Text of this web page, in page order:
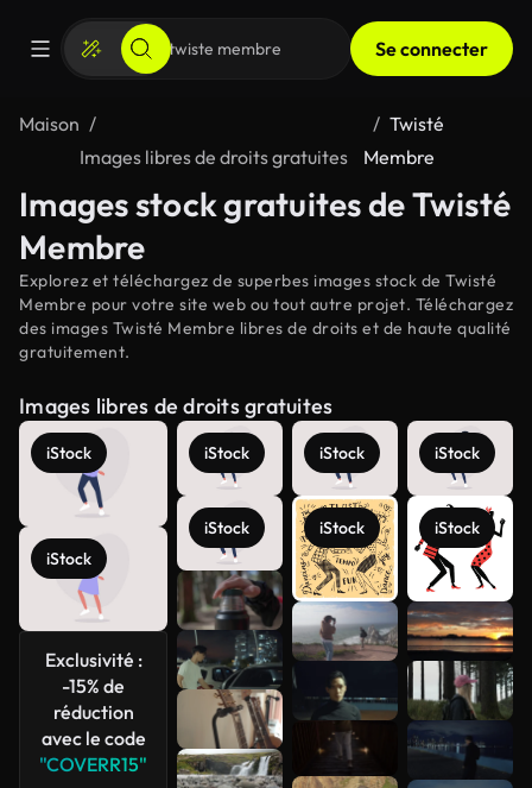
Se connecter
Maison
Images libres de droits gratuites
Twisté
Membre
Images stock gratuites de Twisté
Membre
Explorez et téléchargez de superbes images stock de Twisté
Membre pour votre site web ou tout autre projet. Téléchargez
des images Twisté Membre libres de droits et de haute qualité
gratuitement.
Images libres de droits gratuites
iStock
iStock
Exclusivité :
-15% de
réduction
avec le code
"COVERR15"
iStock
iStock
iStock
iStock
iStock
iStock
Voir plus